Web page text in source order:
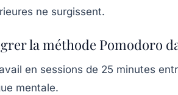
ne surgissent.
la méthode Pomodoro
en sessions de 25 minutes
mentale.